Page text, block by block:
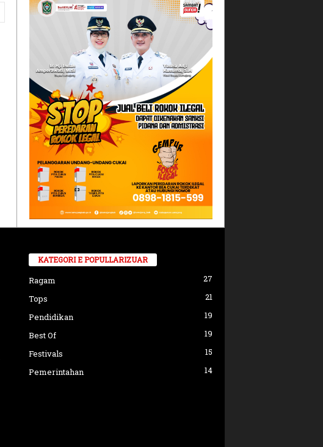
KATEGORI E POPULLARIZUAR
Ragam
27
Tops
21
Pendidikan
19
Best Of
19
Festivals
15
Pemerintahan
14